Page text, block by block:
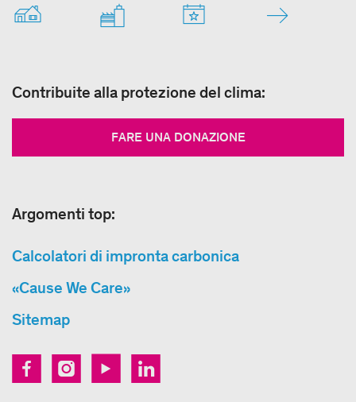
Contribuite alla protezione del clima:
FARE UNA DONAZIONE
Argomenti top:
Calcolatori di impronta carbonica
«Cause We Care»
Sitemap